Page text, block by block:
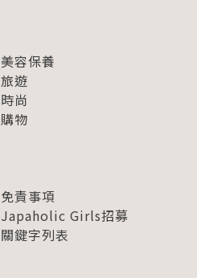
美容保養
旅遊
時尚
購物
免責事項
Japaholic Girls招募
關鍵字列表